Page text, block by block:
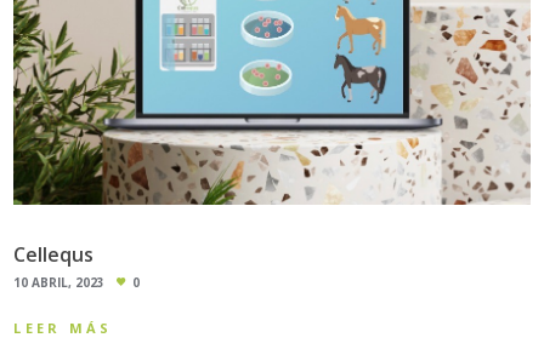
Cellequs
10 ABRIL, 2023 0
LEER MÁS